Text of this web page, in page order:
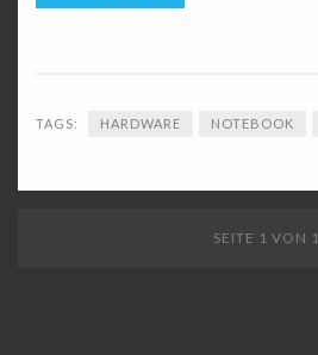
TAGS: HARDWARE NOTEBOOK
SEITE 1 VON 1